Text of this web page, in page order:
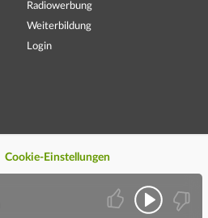
Radiowerbung
Weiterbildung
Login
Cookie-Einstellungen